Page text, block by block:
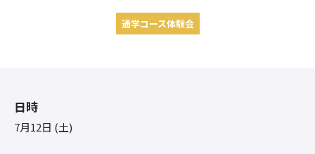
通学コース体験会
日時
7月12日 (土)